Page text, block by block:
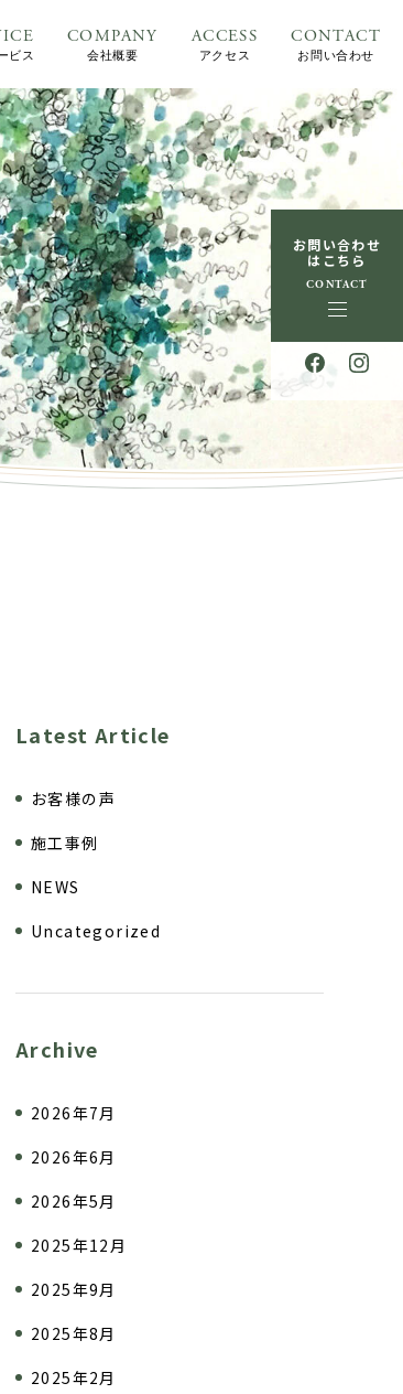
ビス
COMPANY
会社概要
ACCESS
アクセス
CONTACT
お問い合わせ
お問い合わせ
はこちら
CONTACT
Latest Article
お客様の声
施工事例
NEWS
Uncategorized
Archive
2026年7月
2026年6月
2026年5月
2025年12月
2025年9月
2025年8月
2025年2月